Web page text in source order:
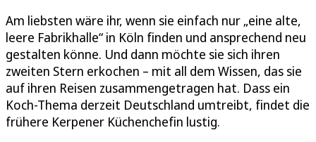
Am liebsten wäre ihr, wenn sie einfach nur „eine alte,
leere Fabrikhalle“ in Köln finden und ansprechend neu
gestalten könne. Und dann möchte sie sich ihren
zweiten Stern erkochen – mit all dem Wissen, das sie
auf ihren Reisen zusammengetragen hat. Dass ein
Koch-Thema derzeit Deutschland umtreibt, findet die
frühere Kerpener Küchenchefin lustig.